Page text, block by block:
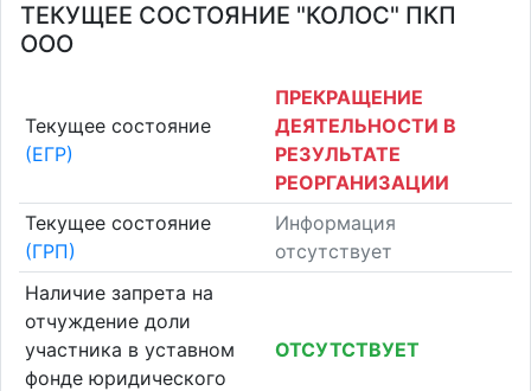
ТЕКУЩЕЕ СОСТОЯНИЕ "КОЛОС" ПКП
ООО
Текущее состояние
(ЕГР)
ПРЕКРАЩЕНИЕ
ДЕЯТЕЛЬНОСТИ В
РЕЗУЛЬТАТЕ
РЕОРГАНИЗАЦИИ
Текущее состояние
(ГРП)
Информация
отсутствует
Наличие запрета на
отчуждение доли
участника в уставном
фонде юридического
ОТСУТСТВУЕТ